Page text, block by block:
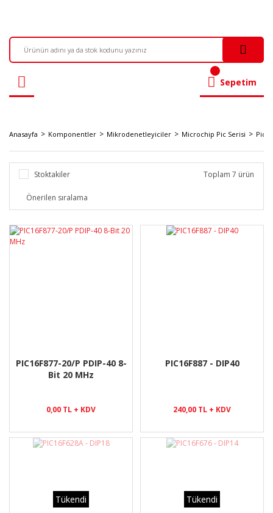
Sepetim
Anasayfa Komponentler Mikrodenetleyiciler Microchip Pic Serisi Pic
Stoktakiler Toplam 7 ürün
PIC16F877-20/P PDIP-40 8-
Bit 20 MHz
0,00 TL + KDV
PIC16F887 - DIP40
240,00 TL + KDV
Tükendi Tükendi